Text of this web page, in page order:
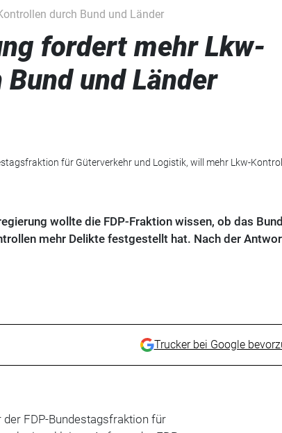
durch Bund und Länder
fordert mehr Lkw-
und Länder
für Güterverkehr und Logistik, will mehr Lkw-
wollte die FDP-Fraktion wissen, ob das
mehr Delikte festgestellt hat. Nach der
Trucker bei Google
FDP-Bundestagsfraktion für